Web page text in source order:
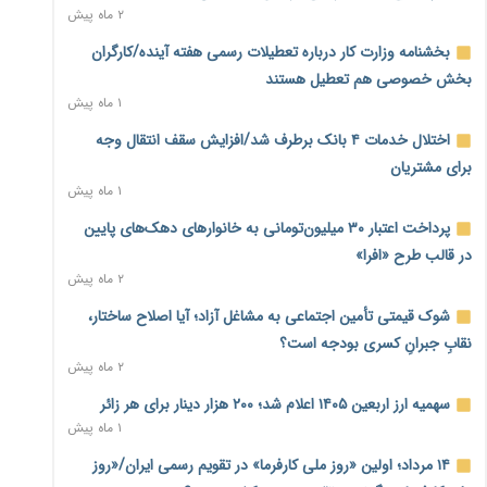
۱ روز پیش
آغاز اجرای پایلوت «ردا کارت» برای دانشجویان تحصیلات تکمیلی
۱ روز پیش
محدودیت تازه برای شبکه بانکی؛ افزایش سپرده قانونی با هدف
کنترل تورم
۱ روز پیش
ترمز تولید خودرو کشیده شد؛ افت ۲۵ درصدی تیراژ ایران‌خودرو،
سایپا و پارس‌خودرو
۱ روز پیش
بنگاه‌داری بانک‌ها؛ مانع بزرگ خانه‌دار شدن مستأجران
نماینده مجلس: توسعه مرزهای زمینی به راهبرد تأمین کالاهای
اساسی تبدیل شود
۱ روز پیش
خانه کارگر قزوین: شکاف دستمزد و هزینه معیشت هر روز عمیق‌تر
۲ ماه پیش
بخشنامه وزارت کار درباره تعطیلات رسمی هفته آینده/کارگران
بخش خصوصی هم تعطیل هستند
۱ ماه پیش
اختلال خدمات ۴ بانک برطرف شد/افزایش سقف انتقال وجه
برای مشتریان
۱ ماه پیش
پرداخت اعتبار ۳۰ میلیون‌تومانی به خانوارهای دهک‌های پایین
در قالب طرح «افرا»
۲ ماه پیش
شوک قیمتی تأمین اجتماعی به مشاغل آزاد؛ آیا اصلاح ساختار،
نقابِ جبرانِ کسری بودجه است؟
۲ ماه پیش
سهمیه ارز اربعین ۱۴۰۵ اعلام شد؛ ۲۰۰ هزار دینار برای هر زائر
۱ ماه پیش
۱۴ مرداد؛ اولین «روز ملی کارفرما» در تقویم رسمی ایران/«روز